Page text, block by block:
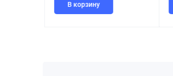
В корзину